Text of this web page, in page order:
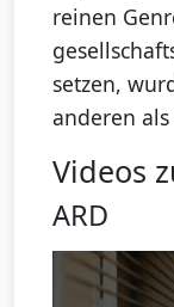
reinen
setzen,
anderen
Videos
ARD